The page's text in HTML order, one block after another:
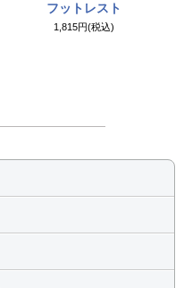
フットレスト
1,815円(税込)